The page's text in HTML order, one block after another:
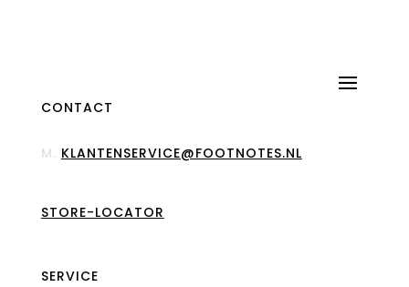
CONTACT
M. KLANTENSERVICE@FOOTNOTES.NL
STORE-LOCATOR
SERVICE